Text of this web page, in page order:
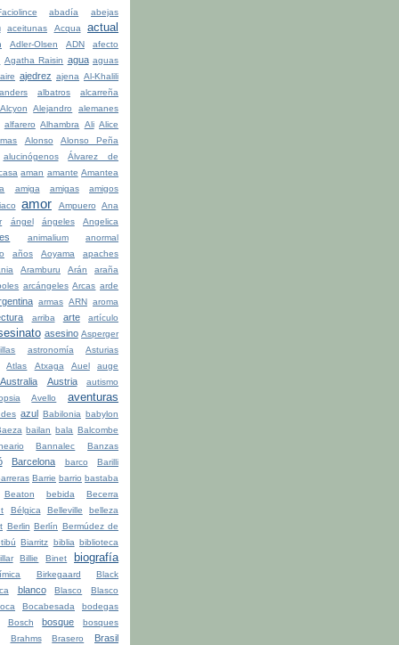
abadía abejas
aceitunas Acqua actual
Adler-Olsen ADN
afecto
Agatha Raisin agua aguas
aire ajedrez ajena Al-Khalili
albatros
alcarreña
Alcyon
Alejandro
alemanes
alfarero Alhambra Ali Alice
Alonso
Alonso Peña
alucinógenos
Álvarez de
aman amante Amantea
amiga amigas
amigos
amor Ampuero
Ana
ángel ángeles Angelica
animalium
anormal
años Aoyama
apaches
Aramburu Arán
araña
arcángeles Arcas arde
armas ARN aroma
arriba arte artículo
asesino Asperger
astronomía
Asturias
Atlas
Atxaga Auel auge
Australia Austria
autismo
Avello aventuras
azul Babilonia babylon
bailan bala Balcombe
Bannalec Banzas
Barcelona barco
Barilli
Barrie barrio bastaba
Beaton
bebida
Becerra
Bélgica Belleville
belleza
Berlin Berlín Bermúdez de
Biarritz biblia biblioteca
Billie Binet biografía
Birkegaard
Black
blanco Blasco
Blasco
Bocabesada
bodegas
Bosch
bosque
bosques
Brahms
Brasero Brasil